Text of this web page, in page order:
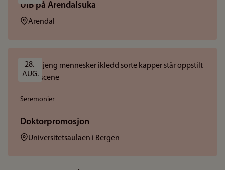
UiB på Arendalsuka
Sted:Arendal
28.
AUG.
Seremonier
Doktorpromosjon
Sted:Universitetsaulaen i Bergen